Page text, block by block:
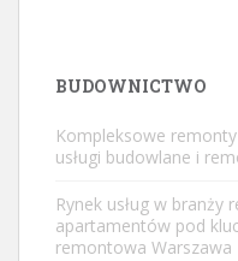
BUDOWNICTWO
Kompleksowe
usługi budowlane i
Rynek usług w
apartamentów pod
remontowa Warszawa